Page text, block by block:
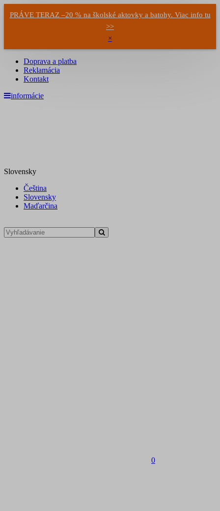
PRÁVE TERAZ –20 % na školské aktovky a batohy. Viac info tu
>>
×
Doprava a platba
Reklamácia
Kontakt
informácie
Slovensky
Čeština
Slovensky
Maďarčina
0